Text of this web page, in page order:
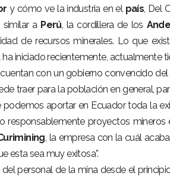
y cómo ve la industria en el país, Del
a Perú, la cordillera de los
de recursos minerales. Lo que
ha iniciado recientemente, actualmente
con un gobierno convencido del
traer para la población en general,
aportar en Ecuador toda la
responsablemente proyectos mineros
, la empresa con la cuál
esta sea muy exitosa”.
personal de la mina desde el